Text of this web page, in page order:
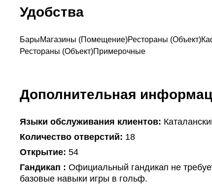
Удобства
БарыМагазины (Помещение)Рестораны (Объект)
Рестораны (Объект)Примерочные
Дополнительная
Языки обслуживания клиентов:
Количество отверстий: 18
Открытие: 54
Гандикап : Официальный гандикап не
базовые навыки игры в гольф.